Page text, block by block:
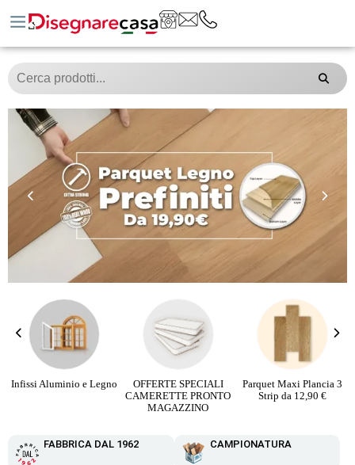
Infissi Aluminio e Legno
OFFERTE SPECIALI
CAMERETTE PRONTO
MAGAZZINO
Parquet Maxi Plancia 3
Strip da 12,90 €
FABBRICA DAL 1962 CAMPIONATURA